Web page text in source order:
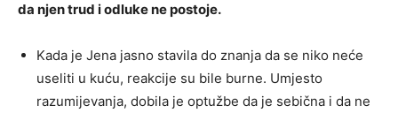
da njen trud i odluke ne postoje.
Kada je Jena jasno stavila do znanja da se niko neće
useliti u kuću, reakcije su bile burne. Umjesto
razumijevanja, dobila je optužbe da je sebična i da ne